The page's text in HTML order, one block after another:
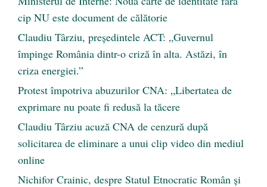
cip NU este document de călătorie
Claudiu Târziu, președintele ACT: „Guvernul
împinge România dintr-o criză în alta. Astăzi, în
criza energiei.”
Protest împotriva abuzurilor CNA: „Libertatea de
exprimare nu poate fi redusă la tăcere
Claudiu Târziu acuză CNA de cenzură după
solicitarea de eliminare a unui clip video din mediul
online
Nichifor Crainic, despre Statul Etnocratic Român şi